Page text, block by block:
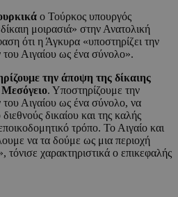
ο Τούρκος υπουργός
μοιρασιά» στην Ανατολική
ότι η Άγκυρα «υποστηρίζει την
Αιγαίου ως ένα σύνολο».
την άποψη της δίκαιης
Μεσόγειο. Υποστηρίζουμε την
Αιγαίου ως ένα σύνολο, να
δικαίου και της καλής
τρόπο. Το Αιγαίο και
να τα δούμε ως μια περιοχή
τόνισε χαρακτηριστικά ο επικεφαλής